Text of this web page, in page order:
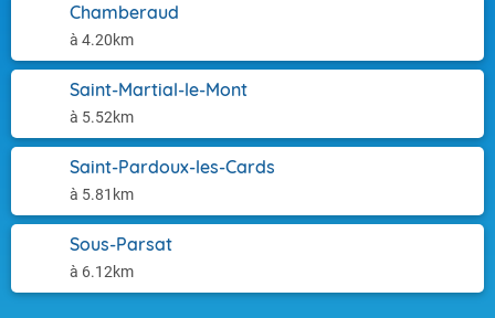
Chamberaud
à 4.20km
Saint-Martial-le-Mont
à 5.52km
Saint-Pardoux-les-Cards
à 5.81km
Sous-Parsat
à 6.12km